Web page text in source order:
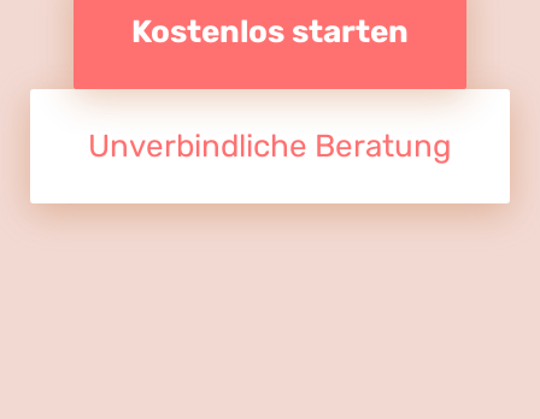
Kostenlos starten
Unverbindliche Beratung